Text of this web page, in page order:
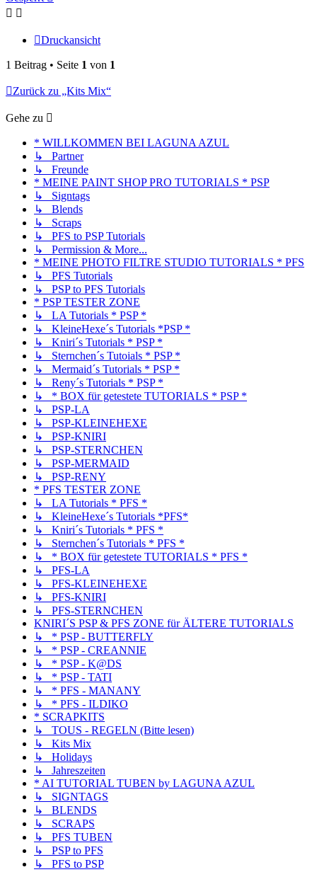
Druckansicht
1 Beitrag • Seite 1 von 1
Zurück zu „Kits Mix“
Gehe zu
* WILLKOMMEN BEI LAGUNA AZUL
↳ Partner
↳ Freunde
* MEINE PAINT SHOP PRO TUTORIALS * PSP
↳ Signtags
↳ Blends
↳ Scraps
↳ PFS to PSP Tutorials
↳ Permission & More...
* MEINE PHOTO FILTRE STUDIO TUTORIALS * PFS
↳ PFS Tutorials
↳ PSP to PFS Tutorials
* PSP TESTER ZONE
↳ LA Tutorials * PSP *
↳ KleineHexe´s Tutorials *PSP *
↳ Kniri´s Tutorials * PSP *
↳ Sternchen´s Tutoials * PSP *
↳ Mermaid´s Tutorials * PSP *
↳ Reny´s Tutorials * PSP *
↳ * BOX für getestete TUTORIALS * PSP *
↳ PSP-LA
↳ PSP-KLEINEHEXE
↳ PSP-KNIRI
↳ PSP-STERNCHEN
↳ PSP-MERMAID
↳ PSP-RENY
* PFS TESTER ZONE
↳ LA Tutorials * PFS *
↳ KleineHexe´s Tutorials *PFS*
↳ Kniri´s Tutorials * PFS *
↳ Sternchen´s Tutorials * PFS *
↳ * BOX für getestete TUTORIALS * PFS *
↳ PFS-LA
↳ PFS-KLEINEHEXE
↳ PFS-KNIRI
↳ PFS-STERNCHEN
KNIRI´S PSP & PFS ZONE für ÄLTERE TUTORIALS
↳ * PSP - BUTTERFLY
↳ * PSP - CREANNIE
↳ * PSP - K@DS
↳ * PSP - TATI
↳ * PFS - MANANY
↳ * PFS - ILDIKO
* SCRAPKITS
↳ TOUS - REGELN (Bitte lesen)
↳ Kits Mix
↳ Holidays
↳ Jahreszeiten
* AI TUTORIAL TUBEN by LAGUNA AZUL
↳ SIGNTAGS
↳ BLENDS
↳ SCRAPS
↳ PFS TUBEN
↳ PSP to PFS
↳ PFS to PSP